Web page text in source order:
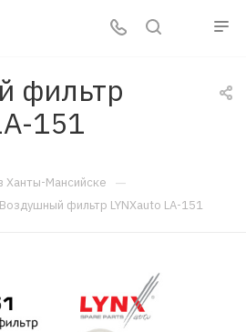
фильтр
151
Ханты-Мансийске —
Воздушный фильтр LYNXauto LA-151